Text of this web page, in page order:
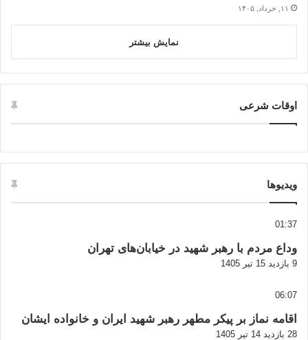
۱۱, خرداد, ۱۴۰۵
نمایش بیشتر
اوقات شرعی
ویدیوها
01:37
وداع مردم با رهبر شهید در خیابان‌های تهران
9 بازدید 15 تیر 1405
06:07
اقامه نماز بر پیکر مطهر رهبر شهید ایران و خانواده ایشان
28 بازدید 14 تیر 1405